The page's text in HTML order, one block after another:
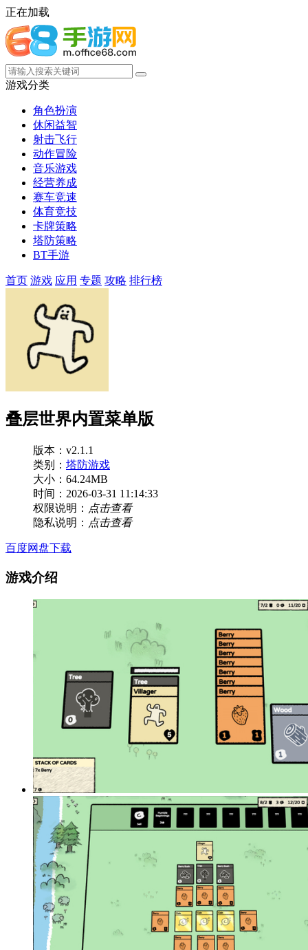
正在加载
游戏分类
角色扮演
休闲益智
射击飞行
动作冒险
音乐游戏
经营养成
赛车竞速
体育竞技
卡牌策略
塔防策略
BT手游
首页 游戏 应用 专题 攻略 排行榜
叠层世界内置菜单版
版本：v2.1.1
类别： 塔防游戏
大小：64.24MB
时间：2026-03-31 11:14:33
权限说明： 点击查看
隐私说明： 点击查看
百度网盘下载
游戏介绍